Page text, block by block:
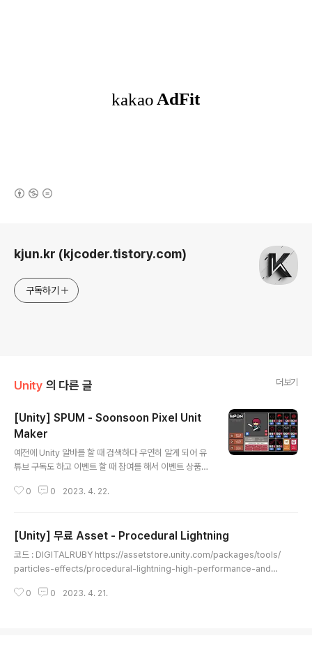
kjun.kr (kjcoder.tistory.com)
구독하기
Unity 의 다른 글 더보기
[Unity] SPUM - Soonsoon Pixel Unit
Maker
예전에 Unity 알바를 할 때 검색하다 우연히 알게 되어 유
튜브 구독도 하고 이벤트 할 때 참여를 해서 이벤트 상품도
즘 못하고 있어서 써먹질 못하고 있네요 ㅜㅠ 아래 링크를
UM: Soonsoon Pixel Unit Maker Free version So
onsoon Pixel Unit Maker Free version. Contribut
e to soonsoon2/SPUM development by creatin
의 모..
0 0 2023. 4. 22.
[Unity] 무료 Asset - Procedural Lightning
코드 : DIGITALRUBY https://assetstore.unity.com/packages/tools/
particles-effects/procedural-lightning-high-performance-and-s
ce and Shocking Lightning | Particles/Effects | Unity Asset Store
0 0 2023. 4. 21.